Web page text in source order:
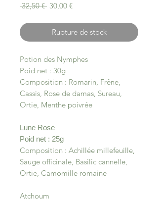
32,50 € Prix
30,00 €Prix
Rupture de stock
Potion des Nymphes
Poid net : 30g
Composition : Romarin, Frêne,
Cassis, Rose de damas, Sureau,
Ortie, Menthe poivrée
Lune Rose
Poid net : 25g
Composition : Achillée millefeuille,
Sauge officinale, Basilic cannelle,
Ortie, Camomille romaine
Atchoum